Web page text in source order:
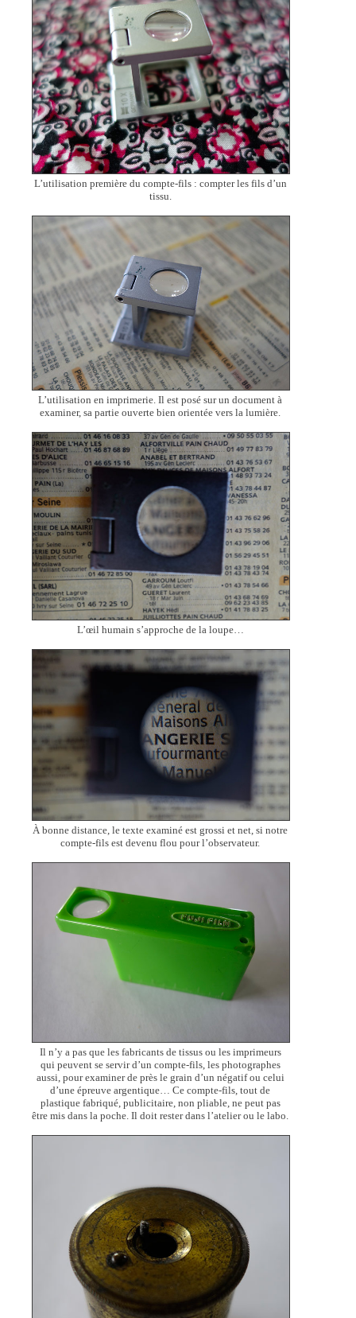
L’utilisation première du compte-fils : compter les fils d’un
tissu.
L’utilisation en imprimerie. Il est posé sur un document à
examiner, sa partie ouverte bien orientée vers la lumière.
L’œil humain s’approche de la loupe…
À bonne distance, le texte examiné est grossi et net, si notre
compte-fils est devenu flou pour l’observateur.
Il n’y a pas que les fabricants de tissus ou les imprimeurs
qui peuvent se servir d’un compte-fils, les photographes
aussi, pour examiner de près le grain d’un négatif ou celui
d’une épreuve argentique… Ce compte-fils, tout de
plastique fabriqué, publicitaire, non pliable, ne peut pas
être mis dans la poche. Il doit rester dans l’atelier ou le labo.